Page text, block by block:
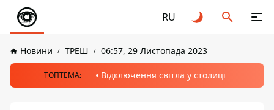
RU
Новини ТРЕШ 06:57, 29 Листопада 2023
ТОПТЕМА: Відключення світла у столиці